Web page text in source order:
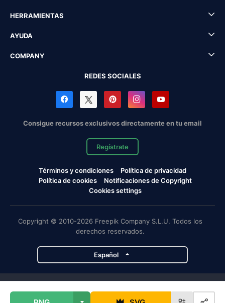
HERRAMIENTAS
AYUDA
COMPANY
REDES SOCIALES
Consigue recursos exclusivos directamente en tu email
Regístrate
Términos y condiciones
Política de privacidad
Política de cookies
Notificaciones de Copyright
Cookies settings
Copyright © 2010-2026 Freepik Company S.L.U. Todos los
derechos reservados.
Español